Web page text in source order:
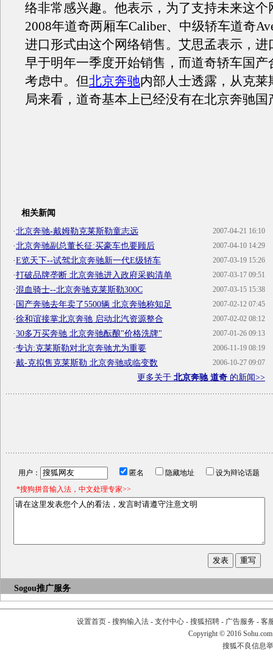
络非常感兴趣。他表示，为了支持未来这个
2008年道奇两厢车Caliber、中级轿车道奇
进口形式由这个网络销售。艾思孟表示，进
早于明年一季度开始销售，而道奇轿车国产
考虑中。但北京奔驰内部人士透露，从克莱
局来看，道奇基本上已经没有在北京奔驰国
相关新闻
2007-04-21 16:10
·北京奔驰-戴姆勒克莱斯勒童志远
2007-04-10 14:29
·北京奔驰副总董长征:买豪车也要顾后
2007-03-19 15:26
·E览天下--试驾北京奔驰新一代E级轿车
2007-03-17 09:51
·打破品牌垄断 北京奔驰进入政府采购清单
2007-03-15 15:38
·混血骑士--北京奔驰克莱斯勒300C
2007-02-12 07:45
·国产奔驰去年卖了5500辆 北京奔驰称知足
2007-02-02 08:12
·徐和谊接掌北京奔驰 启动北汽资源整合
2007-01-26 09:13
·30多万买奔驰 北京奔驰酝酿"价格洗牌"
2006-11-19 08:19
·专访:克莱斯勒对北京奔驰尤为重要
2006-10-27 09:07
·戴-克拟售克莱斯勒 北京奔驰或临变数
更多关于 北京奔驰 道奇 的新闻>>
用户： 匿名 隐藏地址
设为辩论话题
*搜狗拼音输入法，中文处理专家>>
Sogou推广服务
设置首页- 搜狗输入法- 支付中心- 搜狐招聘- 广告服务 - 客
Copyright © 2016
搜狐不良信息